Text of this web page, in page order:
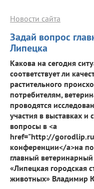
Задай вопрос
Липецка
Новости сайта
Какова на сегодня
соответствует ли
растительного
потребителям,
проводятся
участия в выставках и
вопросы в <a
href="http://
конференции</a>на
главный
«Липецкая городская
животных» Владимир